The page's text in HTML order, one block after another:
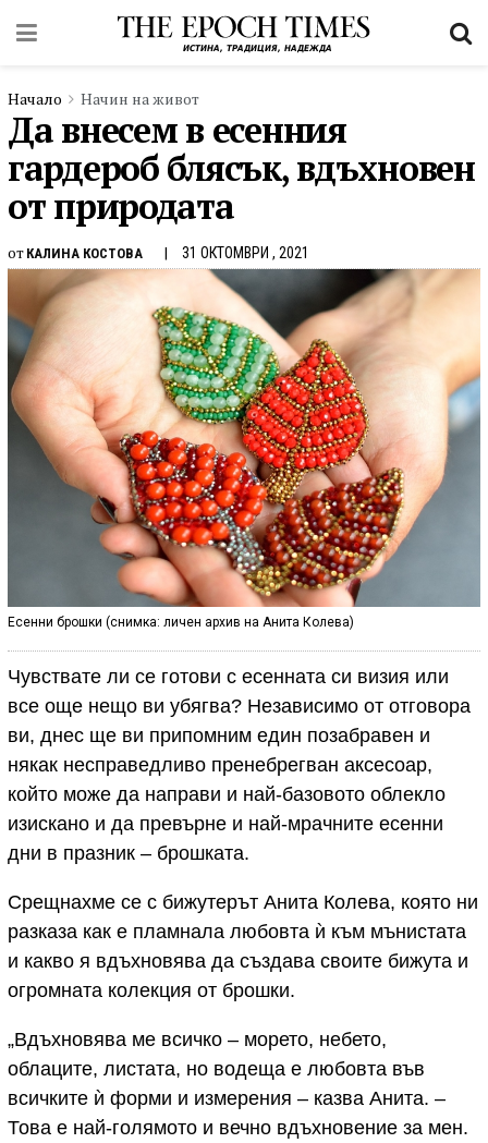
Начало Начин на живот
Да внесем в есенния
гардероб блясък, вдъхновен
от природата
от КАЛИНА КОСТОВА 31 ОКТОМВРИ , 2021
Есенни брошки (снимка: личен архив на Анита Колева)
Чувствате ли се готови с есенната си визия или
все още нещо ви убягва? Независимо от отговора
ви, днес ще ви припомним един позабравен и
някак несправедливо пренебрегван аксесоар,
който може да направи и най-базовото облекло
изискано и да превърне и най-мрачните есенни
дни в празник – брошката.
Срещнахме се с бижутерът Анита Колева, която ни
разказа как е пламнала любовта ѝ към мънистата
и какво я вдъхновява да създава своите бижута и
огромната колекция от брошки.
„Вдъхновява ме всичко – морето, небето,
облаците, листата, но водеща е любовта във
всичките ѝ форми и измерения – казва Анита. –
Това е най-голямото и вечно вдъхновение за мен.